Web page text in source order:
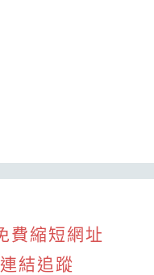
費縮短網址
結追蹤